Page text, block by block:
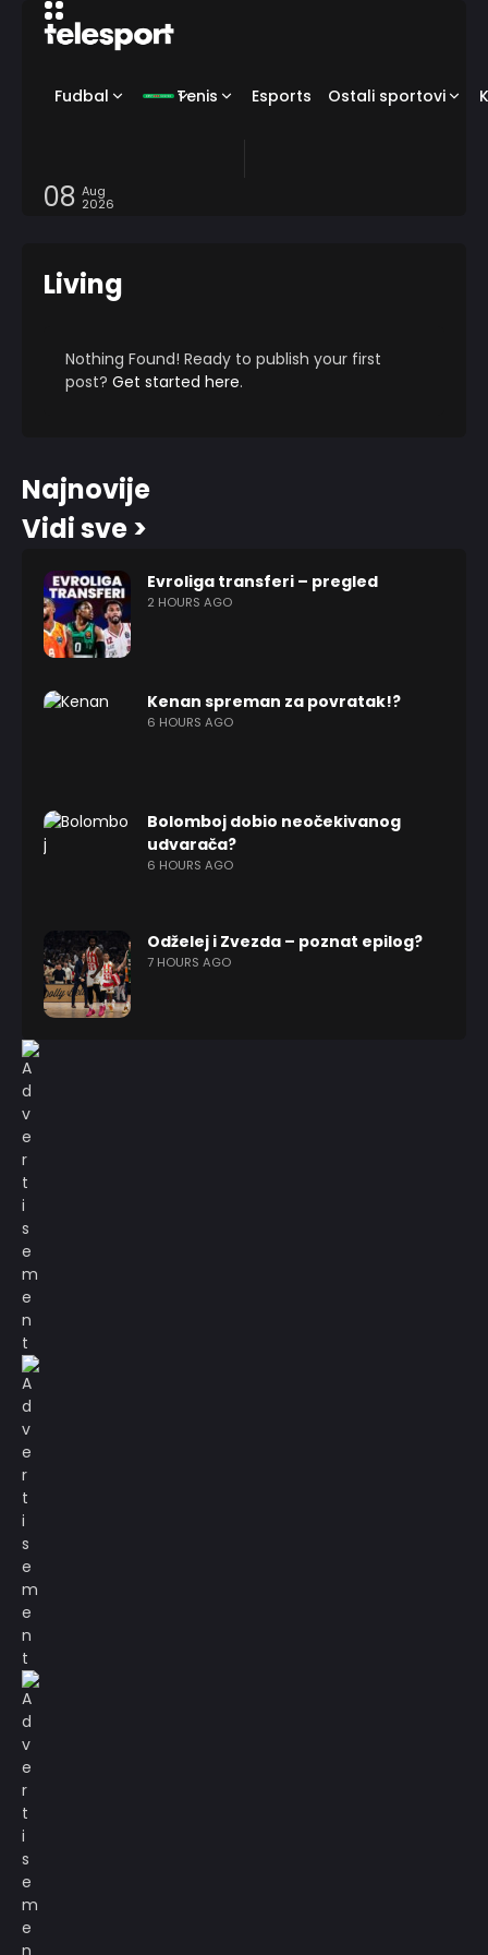
Fudbal Tenis Esports Ostali sportovi
08 Aug
2026
Living
Nothing Found! Ready to publish your first
post? Get started here.
Najnovije
Vidi sve >
Evroliga transferi – pregled
2 HOURS AGO
Kenan spreman za povratak!?
6 HOURS AGO
Bolomboj dobio neočekivanog
udvarača?
6 HOURS AGO
Odželej i Zvezda – poznat epilog?
7 HOURS AGO